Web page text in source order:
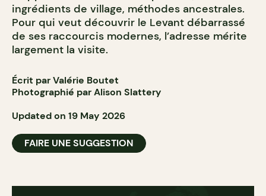
ingrédients de village, méthodes ancestrales.
Pour qui veut découvrir le Levant débarrassé
de ses raccourcis modernes, l’adresse mérite
largement la visite.
Écrit par Valérie Boutet
Photographié par Alison Slattery
Updated on 19 May 2026
FAIRE UNE SUGGESTION